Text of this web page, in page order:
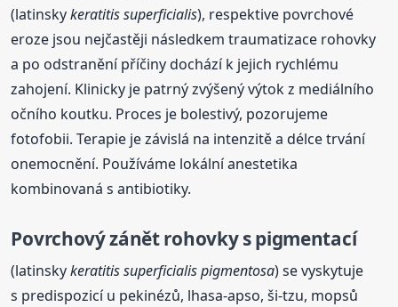
(latinskykeratitis superficialis), respektive povrchové
eroze jsou nejčastěji následkem traumatizace rohovky
a po odstranění příčiny dochází k jejich rychlému
zahojení. Klinicky je patrný zvýšený výtok z mediálního
očního koutku. Proces je bolestivý, pozorujeme
fotofobii. Terapie je závislá na intenzitě a délce trvání
onemocnění. Používáme lokální anestetika
kombinovaná s antibiotiky.
Povrchový zánět rohovky s pigmentací
(latinskykeratitis superficialis pigmentosa) se vyskytuje
s predispozicí u pekinézů, lhasa-apso, ši-tzu, mopsů